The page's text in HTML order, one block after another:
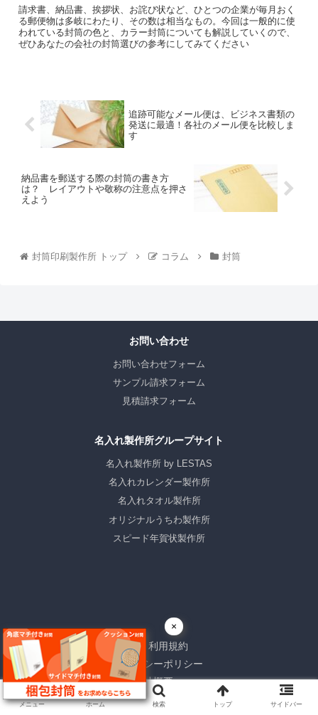
請求書、納品書、挨拶状、お詫び状など、ひとつの企業が毎月おく
る郵便物は多岐にわたり、その数は相当なもの。今回は一般的に使
われている封筒の色と、カラー封筒についても解説していくので、
ぜひあなたの会社の封筒選びの参考にしてみてください
追跡可能なメール便は、ビジネス書類の
発送に最適！各社のメール便を比較しま
す
納品書を郵送する際の封筒の書き方
は？ レイアウトや敬称の注意点を押さ
えよう
封筒印刷製作所 トップ コラム 封筒
メニュー ホーム 検索 トップ サイドバー
お問い合わせ
お問い合わせフォーム
サンプル請求フォーム
見積請求フォーム
名入れ製作所グループサイト
名入れ製作所 by LESTAS
名入れカレンダー製作所
名入れタオル製作所
オリジナルうちわ製作所
スピード年賀状製作所
サイト利用規約
プライバシーポリシー
会社概要
特定商取引法に基づく表記
×